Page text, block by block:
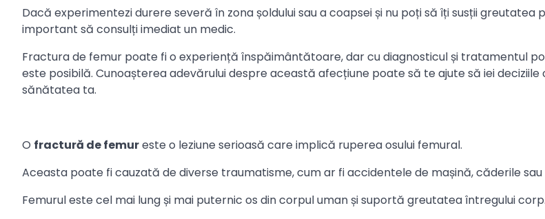
Dacă experimentezi durere severă în zona șoldului sau a coapsei și nu poți să îți susții greutatea
important să consulți imediat un medic.
Fractura de femur poate fi o experiență înspăimântătoare, dar cu diagnosticul și tratamentul
este posibilă. Cunoașterea adevărului despre această afecțiune poate să te ajute să iei
sănătatea ta.
O fractură de femureste o leziune serioasă care implică ruperea osului femural.
Aceasta poate fi cauzată de diverse traumatisme, cum ar fi accidentele de mașină, căderile
Femurul este cel mai lung și mai puternic os din corpul uman și suportă greutatea întregului corp.